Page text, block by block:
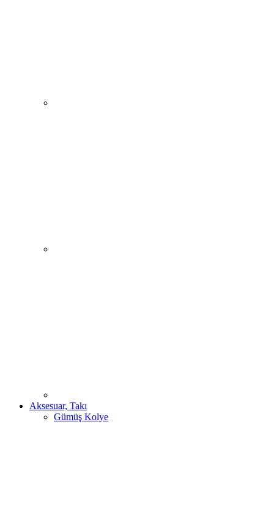
Aksesuar, Takı
Gümüş Kolye